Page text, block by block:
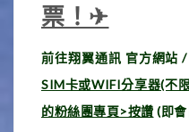
票！ ✈
前往翔翼通訊 官方網站
SIM卡或WIFI分享器(不
的粉絲團專頁>按讚 (即